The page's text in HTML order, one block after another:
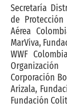
Secretaría
de Protección
Aérea
MarViva,
WWF
Corporación
Arizala,
Fundación